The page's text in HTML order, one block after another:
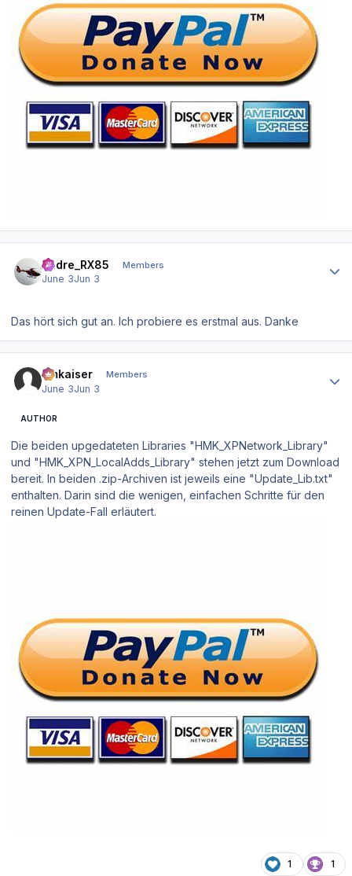
Andre_RX85 Members
June 3Jun 3
Das hört sich gut an. Ich probiere es erstmal aus. Danke
hmkaiser Members
June 3Jun 3
AUTHOR
Die beiden upgedateten Libraries "HMK_XPNetwork_Library"
und "HMK_XPN_LocalAdds_Library" stehen jetzt zum Download
bereit. In beiden .zip-Archiven ist jeweils eine "Update_Lib.txt"
enthalten. Darin sind die wenigen, einfachen Schritte für den
reinen Update-Fall erläutert.
1 1